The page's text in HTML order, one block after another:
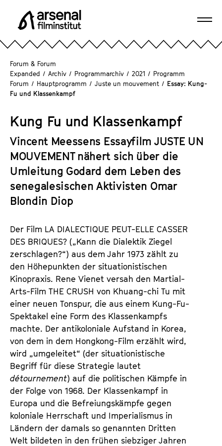
e r
s
e
n
a
F
i
m
i
n
s
t
u
t
e
.
V
.
Forum & Forum
Expanded / Archiv / Programmarchiv / 2021 / Programm
Forum / Hauptprogramm / Juste un mouvement / Essay: Kung-
Fu und Klassenkampf
Kung Fu und Klassenkampf
Vincent Meessens Essayfilm JUSTE UN
MOUVEMENT nähert sich über die
Umleitung Godard dem Leben des
senegalesischen Aktivisten Omar
Blondin Diop
Der Film LA DIALECTIQUE PEUT-ELLE CASSER
DES BRIQUES? („Kann die Dialektik Ziegel
zerschlagen?“) aus dem Jahr 1973 zählt zu
den Höhepunkten der situationistischen
Kinopraxis. Rene Vienet versah den Martial-
Arts-Film THE CRUSH von Khuang-chi Tu mit
einer neuen Tonspur, die aus einem Kung-Fu-
Spektakel eine Form des Klassenkampfs
machte. Der antikoloniale Aufstand in Korea,
von dem in dem Hongkong-Film erzählt wird,
wird „umgeleitet“ (der situationistische
Begriff für diese Strategie lautet
détournement) auf die politischen Kämpfe in
der Folge von 1968. Der Klassenkampf in
Europa und die Befreiungskämpfe gegen
koloniale Herrschaft und Imperialismus in
Ländern der damals so genannten Dritten
Welt bildeten in den frühen siebziger Jahren